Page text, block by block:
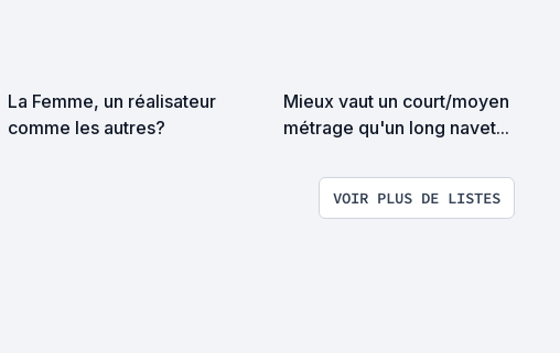
La Femme, un réalisateur
comme les autres?
Mieux vaut un court/moyen
métrage qu'un long navet...
VOIR PLUS DE LISTES